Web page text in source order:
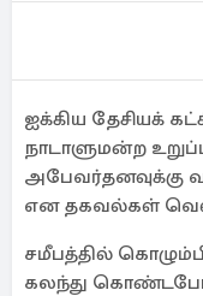
ஐக்கிய தேசியக்
நாடாளுமன்ற
அபேவர்தனவுக்கு
என தகவல்கள்
சமீபத்தில்
கலந்து